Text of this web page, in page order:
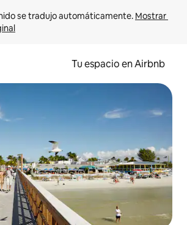
se tradujo automáticamente. Mostrar
Tu espacio en Airbnb